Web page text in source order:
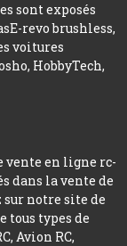
sont exposés
revo brushless,
voitures
HobbyTech,
vente en ligne rc-
dans la vente de
notre site de
tous types de
Avion RC,